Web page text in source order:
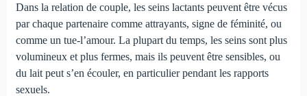
Dans la relation de couple, les seins lactants peuvent être vécus
par chaque partenaire comme attrayants, signe de féminité, ou
comme un tue-l’amour. La plupart du temps, les seins sont plus
volumineux et plus fermes, mais ils peuvent être sensibles, ou
du lait peut s’en écouler, en particulier pendant les rapports
sexuels.